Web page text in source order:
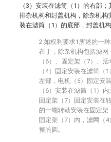
（3）安装在滤筒（1）的右部
排杂机构和封盖机构，除杂机
装在滤筒（1）的底部，封盖机
2.如权利要求1所述的一
在于，除杂机构包括滤网
（6）、固定架（7）、
（4）固定安装在滤筒（
左部，电机（5）固定安
（6）安装在滤筒（1）
固定架（7）固定安装在
的一端转动安装在固定
固定架（7）内，滤网（
整的圆。